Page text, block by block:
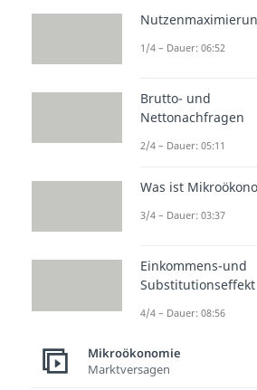
entspricht
das Minimum
Ist die
schneidet
.
zunächst
Kosten
schneiden die
1/4 – Dauer: 06:52
Brutto- und
Nettonachfragen
2/4 – Dauer: 05:11
Was ist
3/4 – Dauer: 03:37
Einkommens-und
Substitutionseffekt
4/4 – Dauer: 08:56
Mikroökonomie
Marktversagen